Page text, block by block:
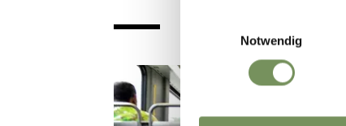
Notwendig